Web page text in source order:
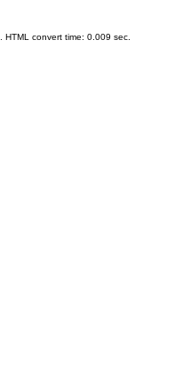
convert time: 0.009 sec.